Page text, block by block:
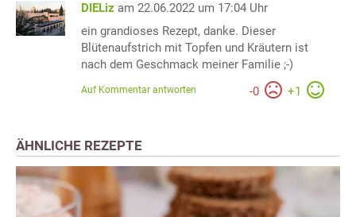
DIELiz am 22.06.2022 um 17:04 Uhr
ein grandioses Rezept, danke. Dieser
Blütenaufstrich mit Topfen und Kräutern ist
nach dem Geschmack meiner Familie ;-)
-0 +1
Auf Kommentar antworten
ÄHNLICHE REZEPTE